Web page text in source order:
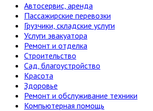
Автосервис, аренда
Пассажирские перевозки
Грузчики, складские услуги
Услуги эвакуатора
Ремонт и отделка
Строительство
Сад, благоустройство
Красота
Здоровье
Ремонт и обслуживание техники
Компьютерная помощь